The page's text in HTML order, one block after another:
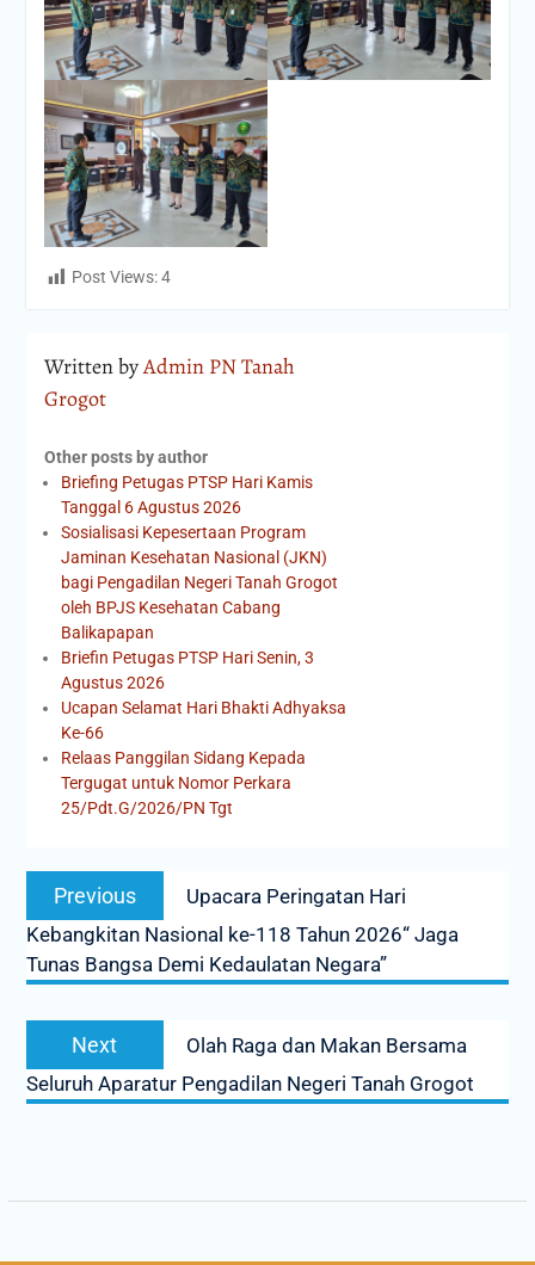
Post Views: 4
Written byAdmin PN Tanah
Grogot
Other posts by author
Briefing Petugas PTSP Hari Kamis
Tanggal 6 Agustus 2026
Sosialisasi Kepesertaan Program
Jaminan Kesehatan Nasional (JKN)
bagi Pengadilan Negeri Tanah Grogot
oleh BPJS Kesehatan Cabang
Balikapapan
Briefin Petugas PTSP Hari Senin, 3
Agustus 2026
Ucapan Selamat Hari Bhakti Adhyaksa
Ke-66
Relaas Panggilan Sidang Kepada
Tergugat untuk Nomor Perkara
25/Pdt.G/2026/PN Tgt
Previous
Upacara Peringatan Hari
Kebangkitan Nasional ke-118 Tahun 2026“ Jaga
Tunas Bangsa Demi Kedaulatan Negara”
Next
Olah Raga dan Makan Bersama
Seluruh Aparatur Pengadilan Negeri Tanah Grogot